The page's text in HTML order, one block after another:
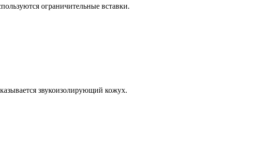
ограничительные вставки.
звукоизолирующий кожух.